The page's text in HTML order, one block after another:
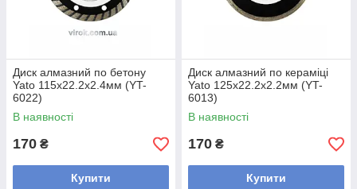
Диск алмазний по бетону
Yato 115x22.2x2.4мм (YT-
6022)
В наявності
170 ₴
Купити
Диск алмазний по кераміці
Yato 125x22.2x2.2мм (YT-
6013)
В наявності
170 ₴
Купити